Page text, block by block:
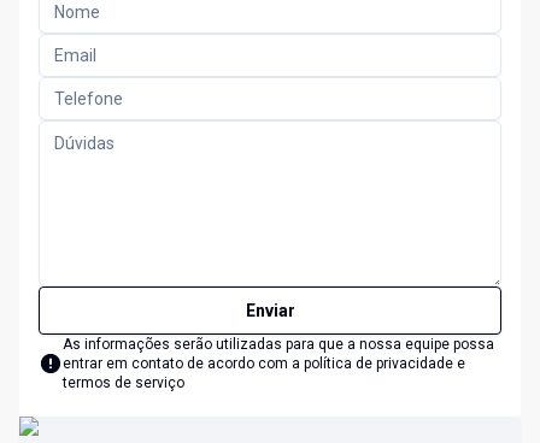
Enviar
As informações serão utilizadas para que a nossa equipe possa
entrar em contato de acordo com a política de privacidade e
termos de serviço